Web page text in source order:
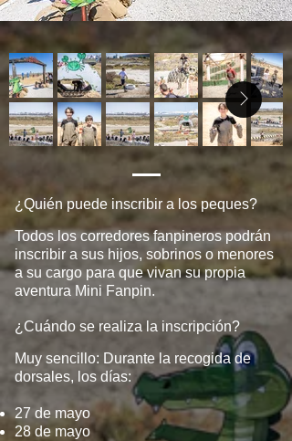
¿Quién puede inscribir a los peques?
Todos los corredores fanpineros podrán
inscribir a sus hijos, sobrinos o menores
a su cargo para que vivan su propia
aventura Mini Fanpin.
¿Cuándo se realiza la inscripción?
Muy sencillo: Durante la recogida de
dorsales, los días:
27 de mayo
28 de mayo